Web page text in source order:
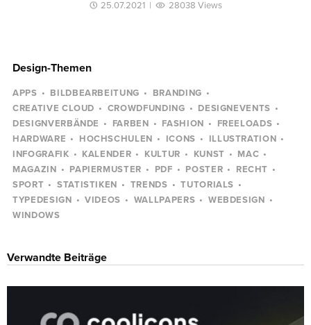
25.07.2021 | 28038 Views
Design-Themen
APPS BILDBEARBEITUNG
BRANDING
CREATIVE CLOUD
CROWDFUNDING
DESIGNEVENTS
DESIGNVERBÄNDE
FARBEN FASHION
FREELOADS
HARDWARE
HOCHSCHULEN ICONS
ILLUSTRATION
INFOGRAFIK
KALENDER KULTUR KUNST
MAC
MAGAZIN
PAPIERMUSTER PDF POSTER
RECHT
SPORT
STATISTIKEN TRENDS
TUTORIALS
TYPEDESIGN
VIDEOS WALLPAPERS
WEBDESIGN
WINDOWS
Verwandte Beiträge